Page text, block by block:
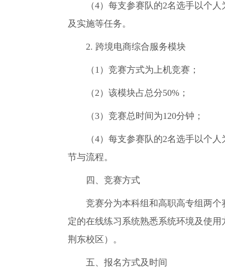
（4）每支参赛队的2名选手以个人
及实施等任务。
2. 跨境电商综合服务模块
（1）竞赛方式为上机竞赛；
（2）该模块占总分50%；
（3）竞赛总时间为120分钟；
（4）每支参赛队的2名选手以个人
节与流程。
四、竞赛方式
竞赛分为本科组和高职高专组两个
定的在线练习系统熟悉系统环境及使
荆东校区）。
五、报名方式及时间